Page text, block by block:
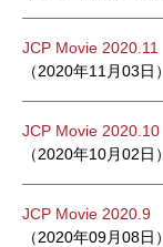
JCP Movie 2020.11
（2020年11月03日）
JCP Movie 2020.10
（2020年10月02日）
JCP Movie 2020.9
（2020年09月08日）